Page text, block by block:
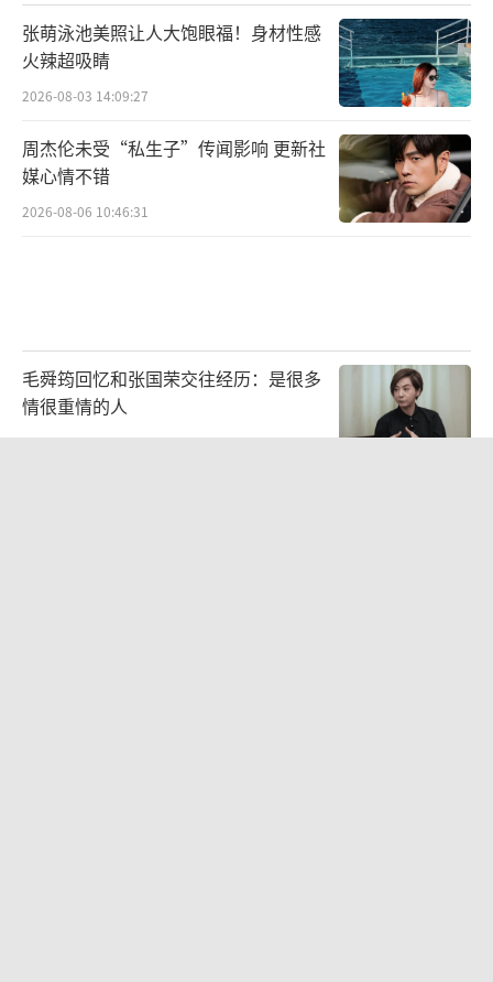
国电视剧制作中心有限责任公司、中共广州市
委宣传部、中共长沙市委宣传部、湖南和光传
媒有限责任公司、广州广播电视台、广东南方
心有限公司、杭州佳平影业有限公司、西安丫
丫影视文化股份有限公司等单位联合出品，湖
南和光传媒有限责任公司拍摄制作。
制作阶段，期待共同揭开这段未被尘封的“澳
门抗战秘史”，共鉴孤岛传奇，感受人性光
辉！
张萌泳池美照让人大饱眼福！身材性感
火辣超吸睛
2026-08-03 14:09:27
周杰伦未受“私生子”传闻影响 更新社
媒心情不错
2026-08-06 10:46:31
毛舜筠回忆和张国荣交往经历：是很多
情很重情的人
2026-07-28 11:00:25